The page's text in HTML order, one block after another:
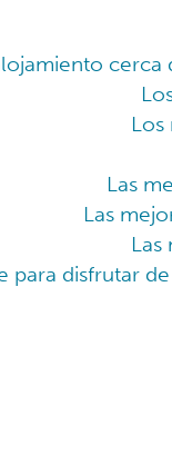
cerca
Los
Las
Las
Las
para disfrutar